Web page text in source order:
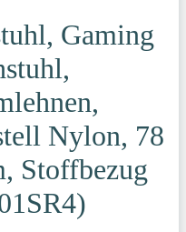
Gaming
Nylon, 78
Stoffbezug